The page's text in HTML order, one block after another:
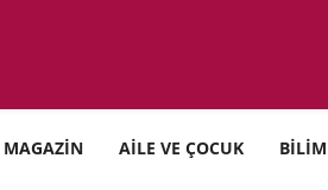
MAGAZİN AİLE VE ÇOCUK BİLİM